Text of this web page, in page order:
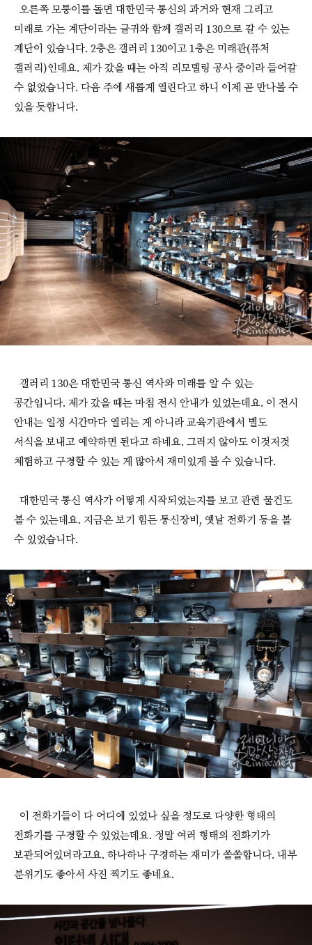
오른쪽 모퉁이를 돌면 대한민국 통신의 과거와 현재 그리고
미래로 가는 계단이라는 글귀와 함께 갤러리 130으로 갈 수 있는
계단이 있습니다. 2층은 갤러리 130이고 1층은 미래관(퓨처
갤러리)인데요. 제가 갔을 때는 아직 리모델링 공사 중이라 들어갈
수 없었습니다. 다음 주에 새롭게 열린다고 하니 이제 곧 만나볼 수
있을 듯합니다.
갤러리 130은 대한민국 통신 역사와 미래를 알 수 있는
공간입니다. 제가 갔을 때는 마침 전시 안내가 있었는데요. 이 전시
안내는 일정 시간마다 열리는 게 아니라 교육기관에서 별도
서식을 보내고 예약하면 된다고 하네요. 그러지 않아도 이것저것
체험하고 구경할 수 있는 게 많아서 재미있게 볼 수 있습니다.
대한민국 통신 역사가 어떻게 시작되었는지를 보고 관련 물건도
볼 수 있는데요. 지금은 보기 힘든 통신장비, 옛날 전화기 등을 볼
수 있었습니다.
이 전화기들이 다 어디에 있었나 싶을 정도로 다양한 형태의
전화기를 구경할 수 있었는데요. 정말 여러 형태의 전화기가
보관되어있더라고요. 하나하나 구경하는 재미가 쏠쏠합니다. 내부
분위기도 좋아서 사진 찍기도 좋네요.